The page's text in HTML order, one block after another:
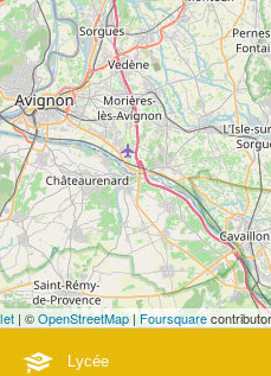
| ©OpenStreetMap | Foursquare
Lycée